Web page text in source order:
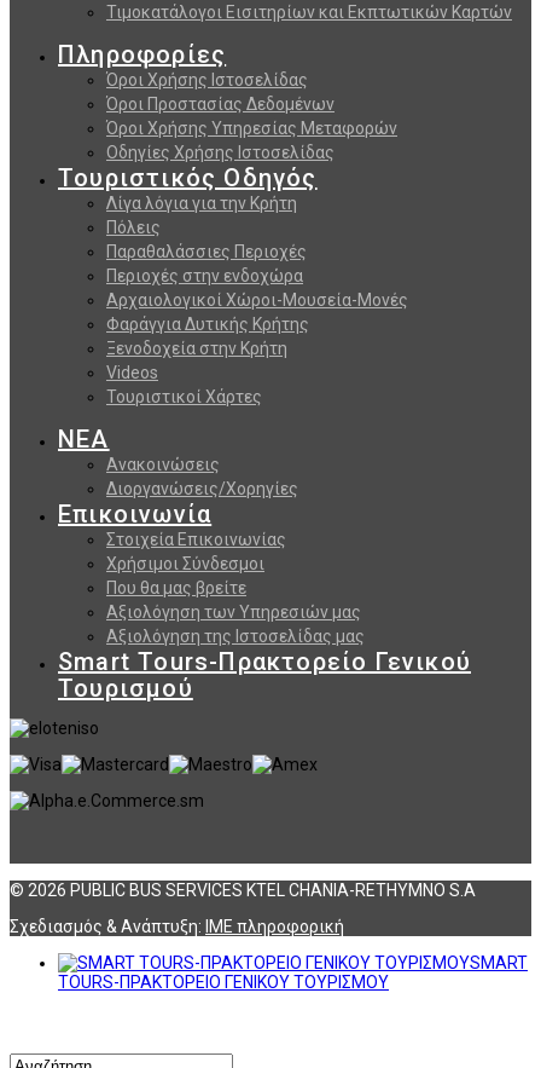
Τιμοκατάλογοι Εισιτηρίων και Εκπτωτικών Καρτών
Πληροφορίες
Όροι Χρήσης Ιστοσελίδας
Όροι Προστασίας Δεδομένων
Όροι Χρήσης Υπηρεσίας Μεταφορών
Οδηγίες Χρήσης Ιστοσελίδας
Τουριστικός Οδηγός
Λίγα λόγια για την Κρήτη
Πόλεις
Παραθαλάσσιες Περιοχές
Περιοχές στην ενδοχώρα
Αρχαιολογικοί Χώροι-Μουσεία-Μονές
Φαράγγια Δυτικής Κρήτης
Ξενοδοχεία στην Κρήτη
Videos
Τουριστικοί Χάρτες
ΝΕΑ
Ανακοινώσεις
Διοργανώσεις/Χορηγίες
Επικοινωνία
Στοιχεία Επικοινωνίας
Χρήσιμοι Σύνδεσμοι
Που θα μας βρείτε
Αξιολόγηση των Υπηρεσιών μας
Αξιολόγηση της Ιστοσελίδας μας
Smart Tours-Πρακτορείο Γενικού
Τουρισμού
© 2026 PUBLIC BUS SERVICES KTEL CHANIA-RETHYMNO S.A
Σχεδιασμός & Ανάπτυξη: ΙΜΕ πληροφορική
SMART
TOURS-ΠΡΑΚΤΟΡΕΙΟ ΓΕΝΙΚΟΥ ΤΟΥΡΙΣΜΟΥ